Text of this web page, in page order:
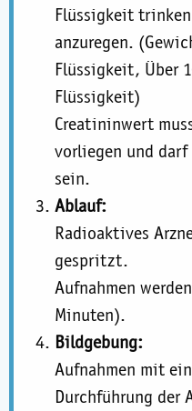
Flüssigkeit
anzuregen.
Flüssigkeit, Über
Flüssigkeit)
Creatininwert
vorliegen und
sein.
Ablauf:
Radioaktives
gespritzt.
Aufnahmen
Minuten).
Bildgebung:
Aufnahmen mit
Durchführung der